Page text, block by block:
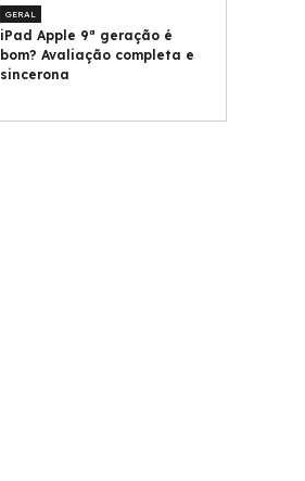
GERAL
iPad Apple 9ª geração é
bom? Avaliação completa e
sincerona